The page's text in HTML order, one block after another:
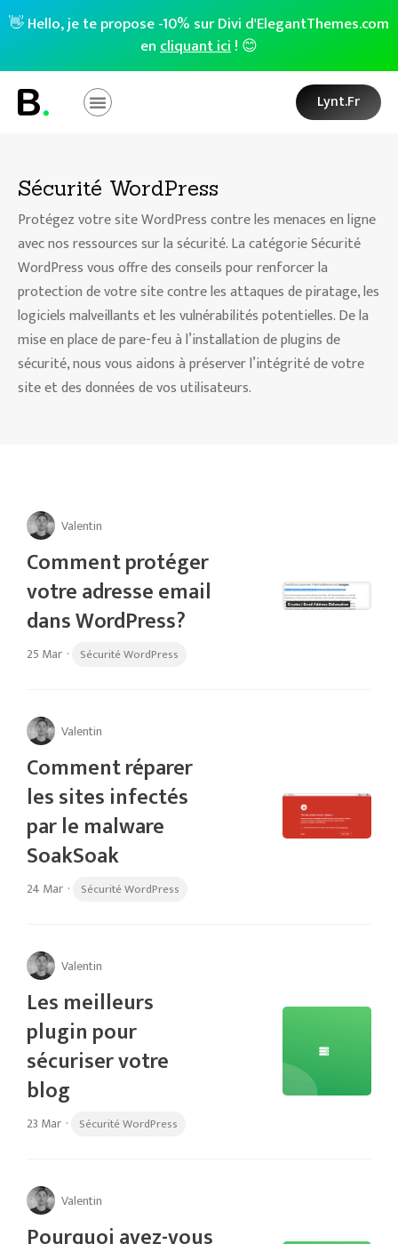
👋 Hello, je te propose -10% sur Divi d'ElegantThemes.com
encliquant ici! 😊
Lynt.fr
Sécurité WordPress
Protégez votre site WordPress contre les menaces en ligne
avec nos ressources sur la sécurité. La catégorie Sécurité
WordPress vous offre des conseils pour renforcer la
protection de votre site contre les attaques de piratage, les
logiciels malveillants et les vulnérabilités potentielles. De la
mise en place de pare-feu à l’installation de plugins de
sécurité, nous vous aidons à préserver l’intégrité de votre
site et des données de vos utilisateurs.
Valentin
Comment protéger
votre adresse email
dans WordPress?
25 Mar · Sécurité WordPress
Valentin
Comment réparer
les sites infectés
par le malware
SoakSoak
24 Mar · Sécurité WordPress
Valentin
Les meilleurs
plugin pour
sécuriser votre
blog
23 Mar · Sécurité WordPress
Valentin